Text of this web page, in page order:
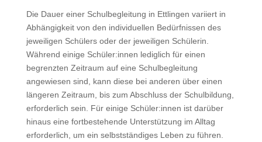
Die Dauer einer Schulbegleitung in Ettlingen variiert in
Abhängigkeit von den individuellen Bedürfnissen des
jeweiligen Schülers oder der jeweiligen Schülerin.
Während einige Schüler:innen lediglich für einen
begrenzten Zeitraum auf eine Schulbegleitung
angewiesen sind, kann diese bei anderen über einen
längeren Zeitraum, bis zum Abschluss der Schulbildung,
erforderlich sein. Für einige Schüler:innen ist darüber
hinaus eine fortbestehende Unterstützung im Alltag
erforderlich, um ein selbstständiges Leben zu führen.